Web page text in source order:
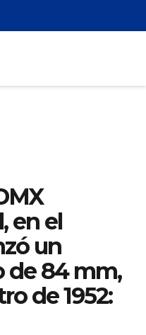
en el
un
de 84 mm,
de 1952: